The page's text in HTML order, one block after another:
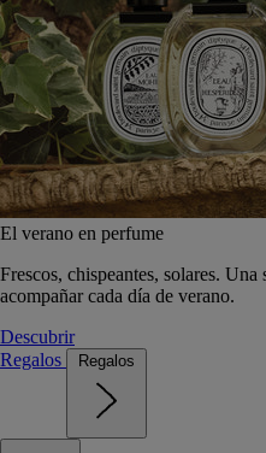
El verano en perfume
Frescos, chispeantes, solares.
acompañar cada día de verano.
Descubrir
Regalos
Regalos